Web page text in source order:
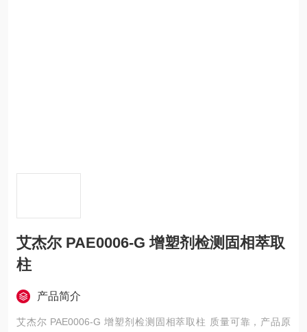
艾杰尔 PAE0006-G 增塑剂检测固相萃取
柱
产品简介
艾杰尔 PAE0006-G 增塑剂检测固相萃取柱 质量可靠，产品原